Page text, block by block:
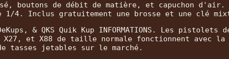
boutons de débit de matière, et capuchon
1/4. Inclus gratuitement une brosse et une clé
DeKups, & QKS Quik Kup INFORMATIONS. Les pistolets
X27, et X88 de taille normale fonctionnent avec la
tasses jetables sur le marché.